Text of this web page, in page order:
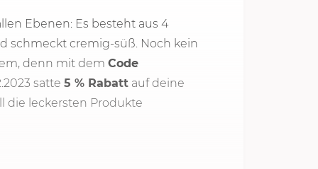
Ebenen: Es besteht aus 4
schmeckt cremig-süß. Noch kein
denn mit dem Code
satte 5 % Rabatt auf deine
die leckersten Produkte